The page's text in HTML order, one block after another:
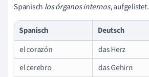
Spanisch los órganos internos, aufgelistet.
Spanisch
Deutsch
el corazón
das Herz
el cerebro
das Gehirn